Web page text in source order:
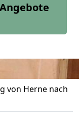
von Herne nach